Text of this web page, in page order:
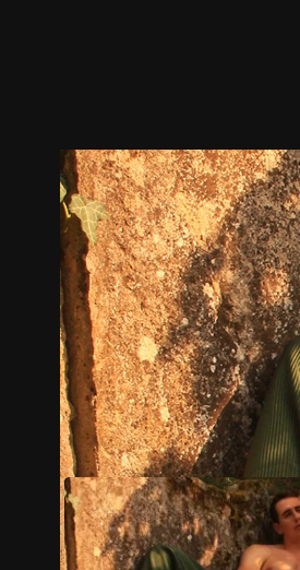
預告 劇照 推薦影片